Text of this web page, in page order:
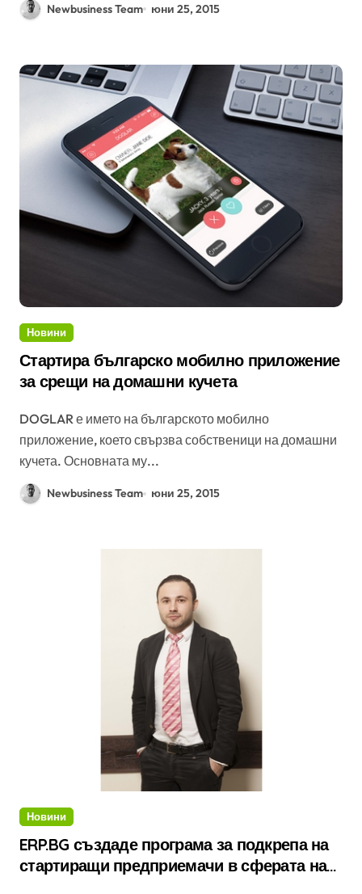
Newbusiness Team юни 25, 2015
Новини
Стартира българско мобилно приложение
за срещи на домашни кучета
DOGLAR е името на българското мобилно
приложение, което свързва собственици на домашни
кучета. Основната му...
Newbusiness Team юни 25, 2015
Новини
ERP.BG създаде програма за подкрепа на
стартиращи предприемачи в сферата на